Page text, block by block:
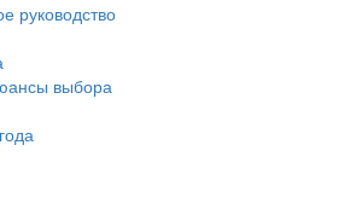
руководство
выбора